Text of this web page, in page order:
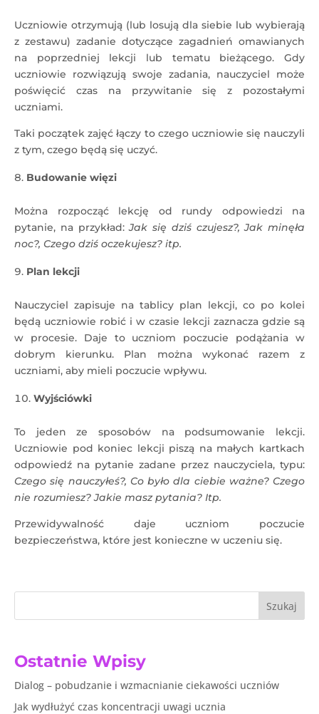
Uczniowie otrzymują (lub losują dla siebie lub wybierają
z zestawu) zadanie dotyczące zagadnień omawianych
na poprzedniej lekcji lub tematu bieżącego. Gdy
uczniowie rozwiązują swoje zadania, nauczyciel może
poświęcić czas na przywitanie się z pozostałymi
uczniami.
Taki początek zajęć łączy to czego uczniowie się nauczyli
z tym, czego będą się uczyć.
Budowanie więzi
Można rozpocząć lekcję od rundy odpowiedzi na
pytanie, na przykład:Jak się dziś czujesz?, Jak minęła
noc?, Czego dziś oczekujesz? itp.
Plan lekcji
Nauczyciel zapisuje na tablicy plan lekcji, co po kolei
będą uczniowie robić i w czasie lekcji zaznacza gdzie są
w procesie. Daje to uczniom poczucie podążania w
dobrym kierunku. Plan można wykonać razem z
uczniami, aby mieli poczucie wpływu.
Wyjściówki
To jeden ze sposobów na podsumowanie lekcji.
Uczniowie pod koniec lekcji piszą na małych kartkach
odpowiedź na pytanie zadane przez nauczyciela, typu:
Czego się nauczyłeś?, Co było dla ciebie ważne? Czego
nie rozumiesz? Jakie masz pytania? Itp.
Przewidywalność daje uczniom poczucie
bezpieczeństwa, które jest konieczne w uczeniu się.
Szukaj
Ostatnie Wpisy
Dialog – pobudzanie i wzmacnianie ciekawości uczniów
Jak wydłużyć czas koncentracji uwagi ucznia